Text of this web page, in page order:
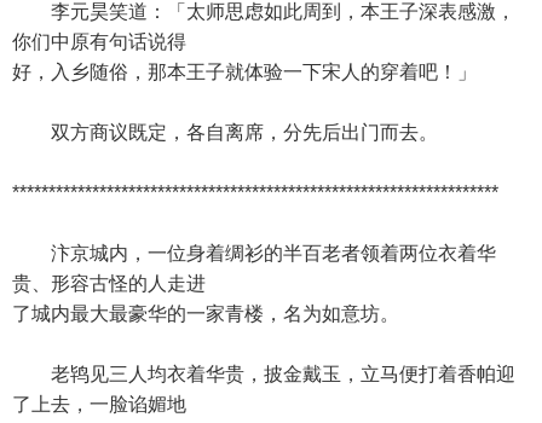
李元昊笑道：「太师思虑如此周到，本王子深表感激，
你们中原有句话说得
好，入乡随俗，那本王子就体验一下宋人的穿着吧！」
双方商议既定，各自离席，分先后出门而去。
*******************************************************************
汴京城内，一位身着绸衫的半百老者领着两位衣着华
贵、形容古怪的人走进
了城内最大最豪华的一家青楼，名为如意坊。
老鸨见三人均衣着华贵，披金戴玉，立马便打着香帕迎
了上去，一脸谄媚地